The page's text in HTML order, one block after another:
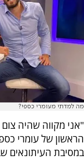
מה למדתי מעומרי כספי?
"אני מקווה שהיה
הראשון של עומרי
במסיבת העיתונאים